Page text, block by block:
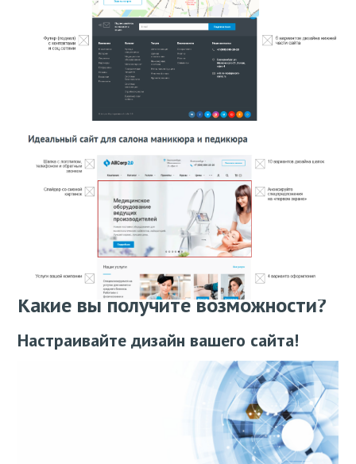
Какие вы получите возможности?
Настраивайте дизайн вашего сайта!